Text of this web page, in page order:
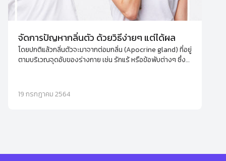
จัดการปัญหากลิ่นตัว ด้วยวิธีง่ายๆ แต่ได้ผล
โดยปกติแล้วกลิ่นตัวจะมาจากต่อมกลิ่น (Apocrine gland) ที่อยู่
ตามบริเวณจุดอับของร่างกาย เช่น รักแร้ หรือข้อพับต่างๆ ซึ่ง
เกิดเป็นกลิ่นเฉพาะบุคคล
19 กรกฎาคม 2564